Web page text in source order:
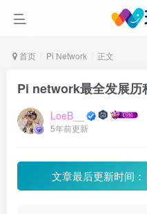
首页 Pi Network 正文
Pi network最全发展历
LoeB__
5年前更新
文章最后更新时间：